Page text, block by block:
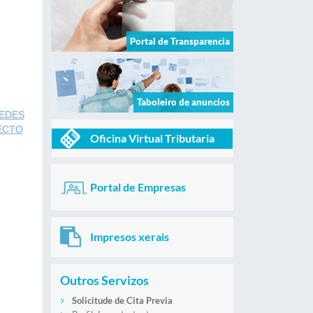
Portal de Transparencia
Taboleiro de anuncios
Oficina Virtual Tributaria
Portal de Empresas
Impresos xerais
Outros Servizos
Solicitude de Cita Previa